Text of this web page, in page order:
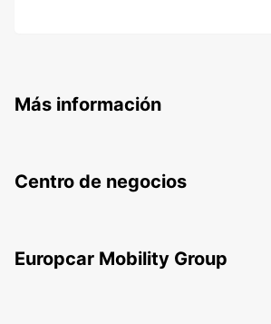
Más información
Centro de negocios
Europcar Mobility Group